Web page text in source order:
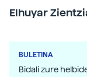
Elhuyar
BULETINA
Bidali zure